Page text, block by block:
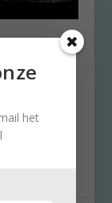
eeuw
in
het